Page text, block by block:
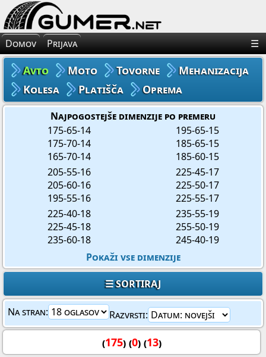
×
Avto Gume
Moto Gume
Tovorne Gume
Gume za Mehanizacijo
Gume za Kolo
Domov Prijava ☰
Avto Moto Tovorne
Mehanizacija
Kolesa
Platišča Oprema
Najpogostejše dimenzije po premeru
175-65-14
175-70-14
165-70-14
195-65-15
185-65-15
185-60-15
205-55-16
205-60-16
195-55-16
225-45-17
225-50-17
225-55-17
225-40-18
225-45-18
235-60-18
235-55-19
255-50-19
245-40-19
Pokaži vse dimenzije
☰ SORTIRAJ
Na stran: Razvrsti:
(175) (0) (13)